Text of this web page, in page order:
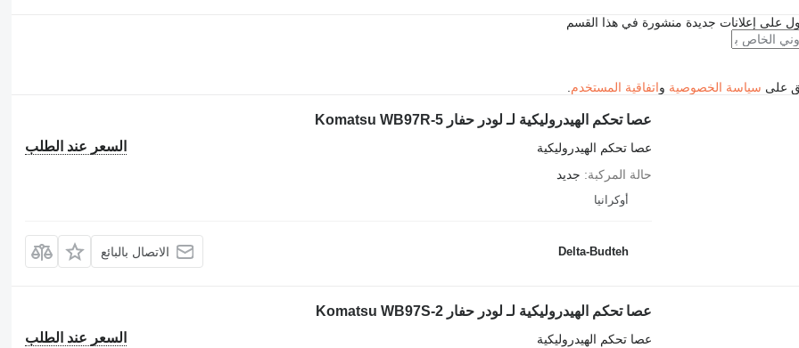
على إعلانات جديدة منشورة في هذا القسم
على سياسة الخصوصية واتفاقية المستخدم
عصا تحكم الهيدروليكية لـ لودر حفار Komatsu WB97R-5
السعر عند الطلب
عصا تحكم الهيدروليكية
حالة المركبة
جديد
أوكرانيا
Delta-Budteh الاتصال بالبائع
عصا تحكم الهيدروليكية لـ لودر حفار Komatsu WB97S-2
السعر عند الطلب
عصا تحكم الهيدروليكية